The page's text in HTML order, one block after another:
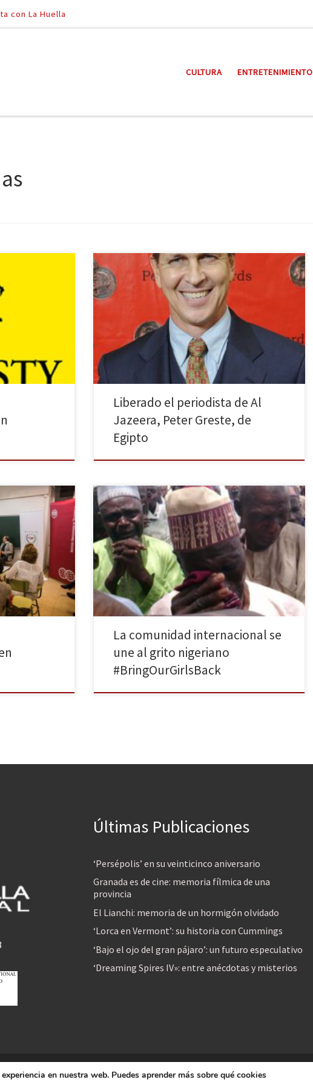
con La Huella
CULTURA ENTRETENIMIENTO
y la
vuelto a
refleja y
en 160
y a
Su
El periodista australiano de 49 años, Peter Greste,
reportero de Al Jazeera, ha sido deportado después
de pasar 400 días en prisión preventiva. Fue imputado
por apoyar a los Hermanos Musulmanes al difundir
noticias falsas que perjudican la imagen de Egipto. El
presidente, Abdelfatá al Sisi, aprobó la petición de
[…]
Liberado el periodista de Al
Jazeera, Peter Greste, de
Egipto
2015 tuvo lugar
de la
el encuentro
Rights and
a la reflexión
Tras más de un mes desde el secuestro de más de 200
niñas en una escuela secundaria, todavía se sigue
buscando el paradero de las menores, en medio de
una confusión creada por el informe publicado por
Amnistía Internacional, que acusa al Ejército nigeriano
de no hacer nada pese a […]
La comunidad internacional se
une al grito nigeriano
#BringOurGirlsBack
Últimas Publicaciones
‘Persépolis’ en su veinticinco aniversario
Granada es de cine: memoria fílmica de una
provincia
El Lianchi: memoria de un hormigón olvidado
‘Lorca en Vermont’: su historia con Cummings
‘Bajo el ojo del gran pájaro’: un futuro especulativo
‘Dreaming Spires IV»: entre anécdotas y misterios
los derechos reservados
en nuestra web. Puedes aprender más sobre qué cookies